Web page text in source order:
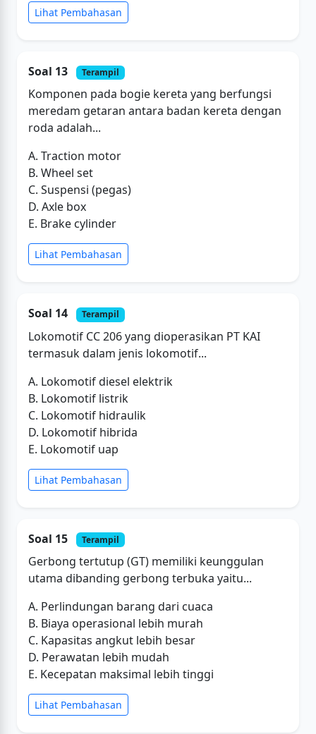
Lihat Pembahasan
Soal 13 Terampil
Komponen pada bogie kereta yang berfungsi
meredam getaran antara badan kereta dengan
roda adalah...
A. Traction motor
B. Wheel set
C. Suspensi (pegas)
D. Axle box
E. Brake cylinder
Lihat Pembahasan
Soal 14 Terampil
Lokomotif CC 206 yang dioperasikan PT KAI
termasuk dalam jenis lokomotif...
A. Lokomotif diesel elektrik
B. Lokomotif listrik
C. Lokomotif hidraulik
D. Lokomotif hibrida
E. Lokomotif uap
Lihat Pembahasan
Soal 15 Terampil
Gerbong tertutup (GT) memiliki keunggulan
utama dibanding gerbong terbuka yaitu...
A. Perlindungan barang dari cuaca
B. Biaya operasional lebih murah
C. Kapasitas angkut lebih besar
D. Perawatan lebih mudah
E. Kecepatan maksimal lebih tinggi
Lihat Pembahasan